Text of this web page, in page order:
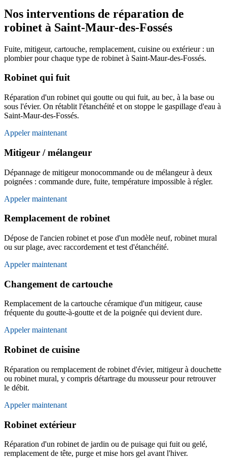
Nos interventions de réparation de
robinet à Saint-Maur-des-Fossés
Fuite, mitigeur, cartouche, remplacement, cuisine ou extérieur : un
plombier pour chaque type de robinet à Saint-Maur-des-Fossés.
Robinet qui fuit
Réparation d'un robinet qui goutte ou qui fuit, au bec, à la base ou
sous l'évier. On rétablit l'étanchéité et on stoppe le gaspillage d'eau à
Saint-Maur-des-Fossés.
Appeler maintenant
Mitigeur / mélangeur
Dépannage de mitigeur monocommande ou de mélangeur à deux
poignées : commande dure, fuite, température impossible à régler.
Appeler maintenant
Remplacement de robinet
Dépose de l'ancien robinet et pose d'un modèle neuf, robinet mural
ou sur plage, avec raccordement et test d'étanchéité.
Appeler maintenant
Changement de cartouche
Remplacement de la cartouche céramique d'un mitigeur, cause
fréquente du goutte-à-goutte et de la poignée qui devient dure.
Appeler maintenant
Robinet de cuisine
Réparation ou remplacement de robinet d'évier, mitigeur à douchette
ou robinet mural, y compris détartrage du mousseur pour retrouver
le débit.
Appeler maintenant
Robinet extérieur
Réparation d'un robinet de jardin ou de puisage qui fuit ou gelé,
remplacement de tête, purge et mise hors gel avant l'hiver.